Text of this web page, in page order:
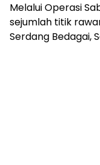
Melalui Operasi
sejumlah titik
Serdang Bedagai,